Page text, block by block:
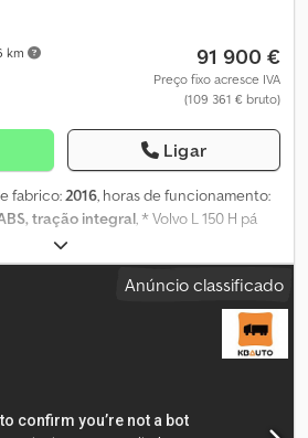
km 91 900 €
Preço fixo acresce IVA
(109 361 € bruto)
Ligar
fabrico:2016, horas de funcionamento:
tração integral, * Volvo L 150 H pá
de fabrico: 2016 Dkjdpfx Acjzf Sgks
* Balde delta - balde trapezoidal
de velocidade 40 km/h * Assento
a ar e apoio de cabeça (aquecido e
com controlo automático * Rádio *
* Câmara de marcha-atrás * Sistema
kg * Potência do motor: 220 kW *
Anúncio classificado